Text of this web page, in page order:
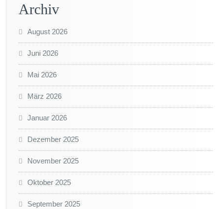
Archiv
August 2026
Juni 2026
Mai 2026
März 2026
Januar 2026
Dezember 2025
November 2025
Oktober 2025
September 2025